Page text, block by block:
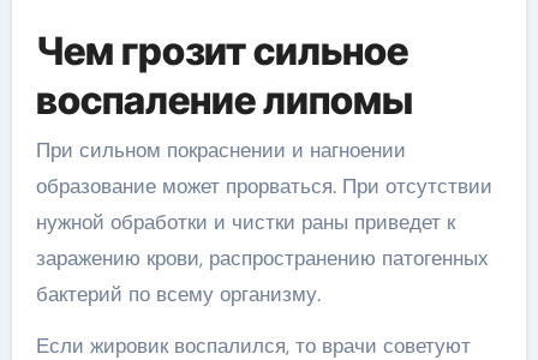
Чем грозит сильное
воспаление липомы
При сильном покраснении и нагноении
образование может прорваться. При отсутствии
нужной обработки и чистки раны приведет к
заражению крови, распространению патогенных
бактерий по всему организму.
Если жировик воспалился, то врачи советуют